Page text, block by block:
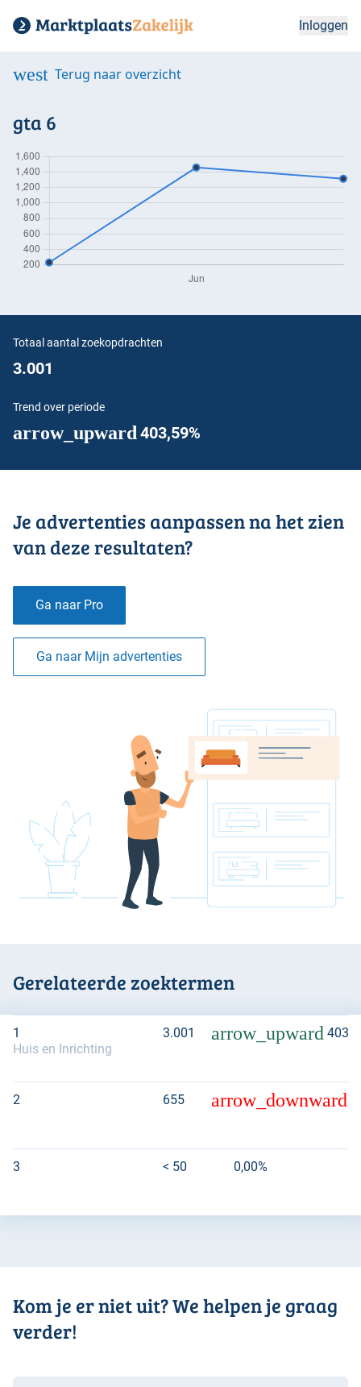
Inloggen
west Terug naar overzicht
gta 6
Totaal aantal zoekopdrachten
3.001
Trend over periode
arrow_upward 403,59%
Je advertenties aanpassen na het zien
van deze resultaten?
Ga naar Pro
Ga naar Mijn advertenties
Gerelateerde zoektermen
1
Huis en Inrichting
3.001 arrow_upward
2 655 arrow_downward
3 < 50 0,00%
Kom je er niet uit? We helpen je graag
verder!